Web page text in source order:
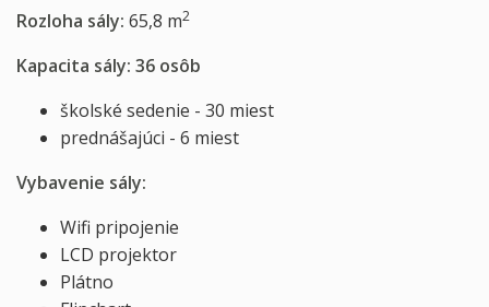
Rozloha sály: 65,8 m2
Kapacita sály: 36 osôb
školské sedenie - 30 miest
prednášajúci - 6 miest
Vybavenie sály:
Wifi pripojenie
LCD projektor
Plátno